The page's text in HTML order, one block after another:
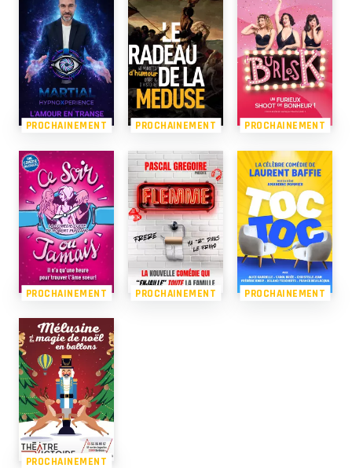
PROCHAINEMENT PROCHAINEMENT PROCHAINEMENT
PROCHAINEMENT PROCHAINEMENT PROCHAINEMENT
PROCHAINEMENT